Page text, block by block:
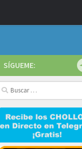
SÍGUEME:
Buscar: